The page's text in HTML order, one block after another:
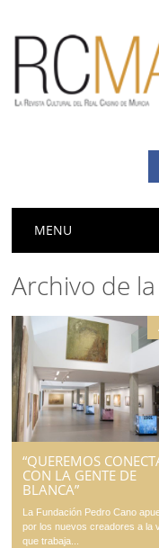
Menú
MENU
Archivo de
“QUEREMOS
CON LA GENTE DE
BLANCA”
La Fundación Pedro Cano
por los nuevos creadores a la
que trabaja...